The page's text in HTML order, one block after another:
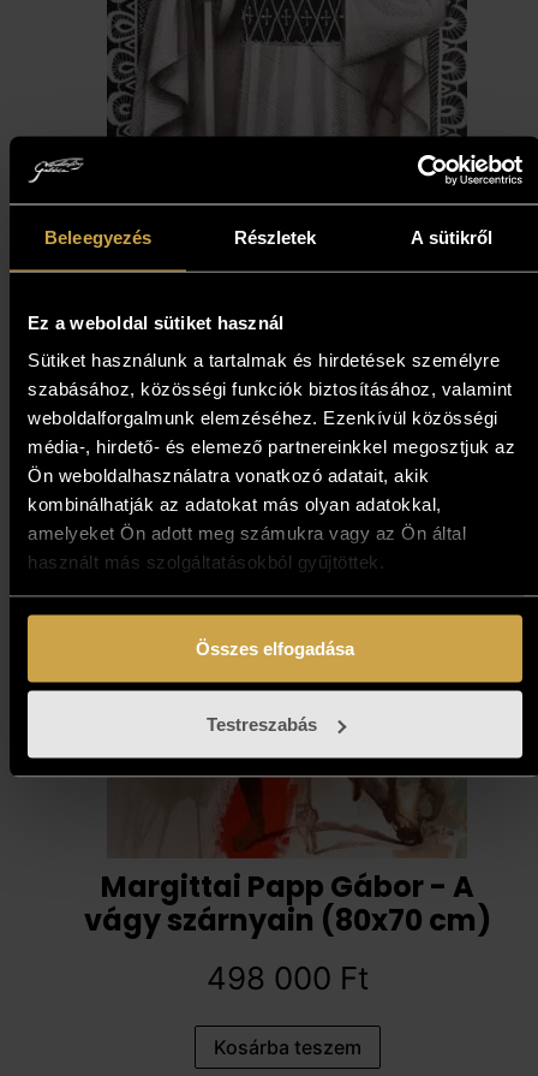
Beleegyezés Részletek A sütikről
Ez a weboldal sütiket használ
Sütiket használunk a tartalmak és hirdetések személyre
szabásához, közösségi funkciók biztosításához, valamint
weboldalforgalmunk elemzéséhez. Ezenkívül közösségi
média-, hirdető- és elemező partnereinkkel megosztjuk az
Ön weboldalhasználatra vonatkozó adatait, akik
kombinálhatják az adatokat más olyan adatokkal,
amelyeket Ön adott meg számukra vagy az Ön által
használt más szolgáltatásokból gyűjtöttek.
Összes elfogadása
Testreszabás
Boros Attila - Szent István
(29x20 cm)
Kosárba teszem
Margittai Papp Gábor - A
vágy szárnyain (80x70 cm)
498 000 Ft
Kosárba teszem